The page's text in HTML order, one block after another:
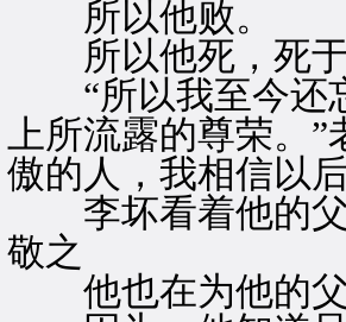
所以他败。
所以他死，死于
“所以我至今还忘
上所流露的尊荣。”
傲的人，我相信以
李坏看着他的父
敬之
他也在为他的父